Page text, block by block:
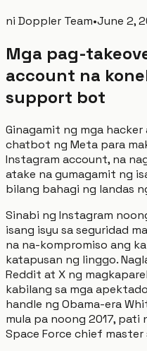
ni Doppler Team•June 2,
Mga pag-
account na
support bot
Ginagamit ng mga
chatbot ng Meta para
Instagram account, na
atake na gumagamit ng
bilang bahagi ng landas
Sinabi ng Instagram
isang isyu sa seguridad
na na-kompromiso ang
katapusan ng linggo.
Reddit at X ng
kabilang sa mga
handle ng Obama-era
mula pa noong 2017, pati
Space Force chief